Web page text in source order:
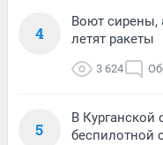
4
Воют сирены,
летят ракеты
3 624
5
В
беспилотной